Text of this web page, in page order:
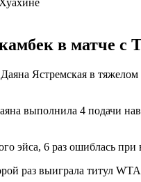
в матче с
Ястремская в
выполнила 4 подачи
эйса, 6 раз ошиблась
раз выиграла титул